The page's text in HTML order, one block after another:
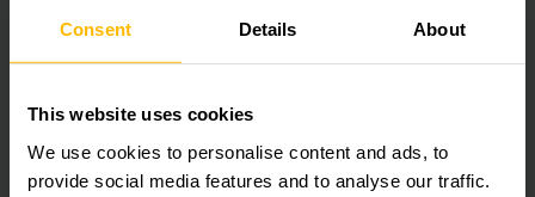
Consent Details About
This website uses cookies
We use cookies to personalise content and ads, to
provide social media features and to analyse our traffic.
Sostenibilidad
Innovación